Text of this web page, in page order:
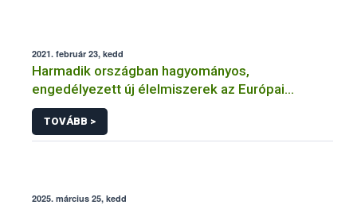
2021. február 23, kedd
Harmadik országban hagyományos,
engedélyezett új élelmiszerek az Európai
Unióban
TOVÁBB >
2025. március 25, kedd